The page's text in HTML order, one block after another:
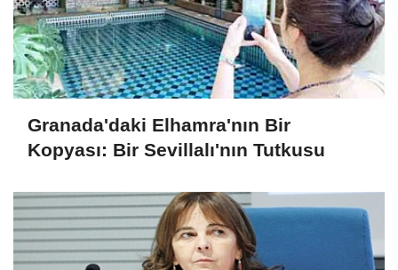
Granada'daki Elhamra'nın Bir
Kopyası: Bir Sevillalı'nın Tutkusu